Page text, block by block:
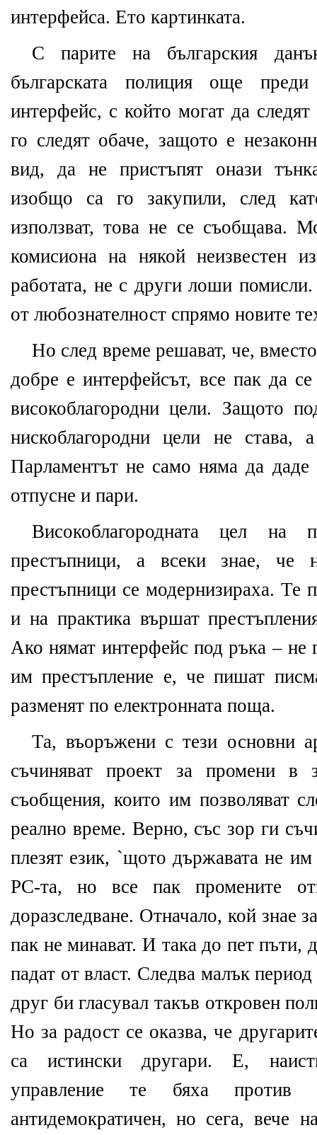
интерфейса. Ето картинката.
С парите на българския
българската полиция още
интерфейс, с който могат да
го следят обаче, защото е
вид, да не пристъпят онази
изобщо са го закупили, след
използват, това не се съобщава.
комисиона на някой неизвестен
работата, не с други лоши
от любознателност спрямо новите
Но след време решават, че,
добре е интерфейсът, все пак да
високоблагородни цели. Защото
нискоблагородни цели не става,
Парламентът не само няма да
отпусне и пари.
Високоблагородната цел
престъпници, а всеки знае, че
престъпници се модернизираха. Те
и на практика вършат
Ако нямат интерфейс под ръка – не
им престъпление е, че пишат
разменят по електронната поща.
Та, въоръжени с тези основни
съчиняват проект за промени в
съобщения, които им позволяват
реално време. Верно, със зор ги
плезят език, `щото държавата не
РС-та, но все пак промените
доразследване. Отначало, кой знае
пак не минават. И така до пет пъти,
падат от власт. Следва малък
друг би гласувал такъв откровен
Но за радост се оказва, че
са истински другари. Е,
управление те бяха против
антидемократичен, но сега, вече